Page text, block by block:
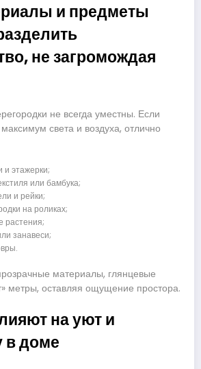
и предметы
не загромождая
не всегда уместны. Если
света и воздуха, отлично
и этажерки;
или бамбука;
и рейки;
на роликах;
растения;
занавеси;
материалы, глянцевые
метры, оставляя ощущение простора.
на уют и
в доме